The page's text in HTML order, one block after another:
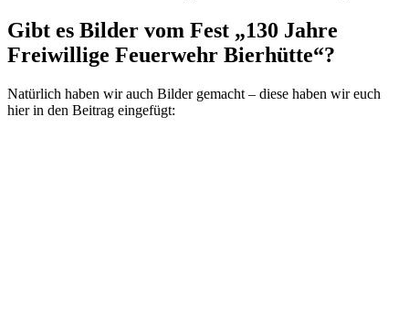
Gibt es Bilder vom Fest „130 Jahre
Freiwillige Feuerwehr Bierhütte“?
Natürlich haben wir auch Bilder gemacht – diese haben wir euch
hier in den Beitrag eingefügt: